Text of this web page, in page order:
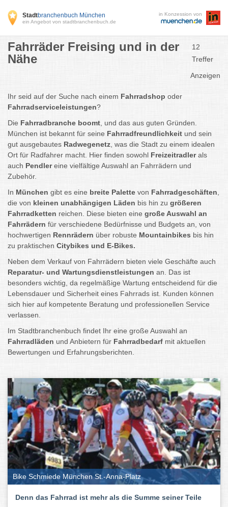
Stadtbranchenbuch München
ein Angebot von stadtbranchenbuch.de
in Konzession von
Fahrräder Freising und in der
Nähe
12
Treffer
Anzeigen
Ihr seid auf der Suche nach einem Fahrradshop oder
Fahrradserviceleistungen?
Die Fahrradbranche boomt , und das aus guten Gründen.
München ist bekannt für seine Fahrradfreundlichkeit und sein
gut ausgebautes Radwegenetz , was die Stadt zu einem idealen
Ort für Radfahrer macht. Hier finden sowohl Freizeitradlerals
auch Pendlereine vielfältige Auswahl an Fahrrädern und
Zubehör.
In München gibt es eine breite Palette von Fahrradgeschäften
die von kleinen unabhängigen Läden bis hin zu größeren
Fahrradketten reichen. Diese bieten eine große Auswahl an
Fahrrädern für verschiedene Bedürfnisse und Budgets an, von
hochwertigen Rennrädern über robuste Mountainbikes bis hin
zu praktischen Citybikes und E-Bikes.
Neben dem Verkauf von Fahrrädern bieten viele Geschäfte auch
Reparatur- und Wartungsdienstleistungen an. Das ist
besonders wichtig, da regelmäßige Wartung entscheidend für die
Lebensdauer und Sicherheit eines Fahrrads ist. Kunden können
sich hier auf kompetente Beratung und professionellen Service
verlassen.
Im Stadtbranchenbuch findet Ihr eine große Auswahl an
Fahrradläden und Anbietern für Fahrradbedarf mit aktuellen
Bewertungen und Erfahrungsberichten.
Bike Schmiede München St.-Anna-Platz
Denn das Fahrrad ist mehr als die Summe seiner Teile